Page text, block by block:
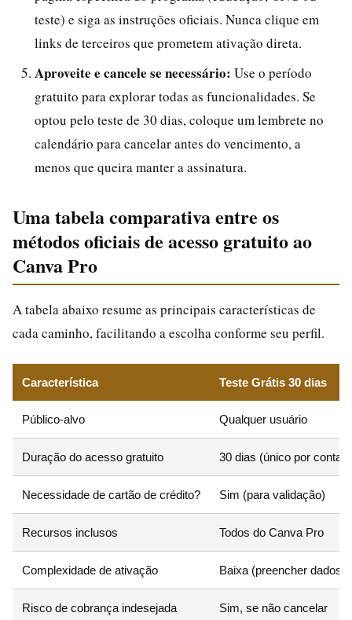
teste) e siga as instruções oficiais. Nunca clique em
links de terceiros que prometem ativação direta.
Aproveite e cancele se necessário: Use o período
gratuito para explorar todas as funcionalidades. Se
optou pelo teste de 30 dias, coloque um lembrete no
calendário para cancelar antes do vencimento, a
menos que queira manter a assinatura.
Uma tabela comparativa entre os
métodos oficiais de acesso gratuito ao
Canva Pro
A tabela abaixo resume as principais características de
cada caminho, facilitando a escolha conforme seu perfil.
Característica Teste Grátis 30 dias
Público-alvo Qualquer usuário
Duração do acesso gratuito 30 dias (único por conta)
Necessidade de cartão de crédito? Sim (para validação)
Recursos inclusos Todos do Canva Pro
Complexidade de ativação Baixa (preencher dados)
Risco de cobrança indesejada Sim, se não cancelar